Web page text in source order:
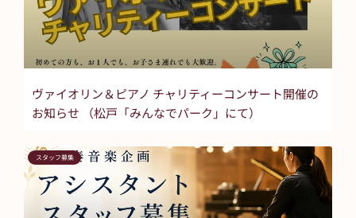
ヴァイオリン＆ピアノ チャリティーコンサート開催の
お知らせ （松戸「みんなでパーク」にて）
スタッフ募集